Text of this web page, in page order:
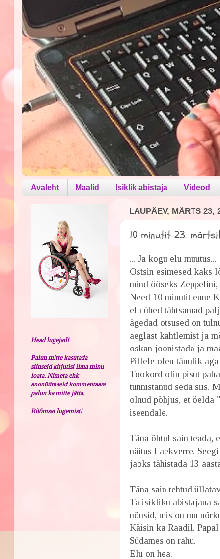
Avaleht Maalid Isiklik abistaja Videod
LAUPÄEV, MÄRTS 23,
10 minutit 23.
... Ja kogu elu muutus...
Ostsin esimesed kaks
mind ööseks
Need 10 minutit enne
elu ühed tähtsamad
ägedad otsused on
aeglast kahtlemist ja
oskan joonistada ja
Pillele olen tänulik
Tookord olin pisut
tunnistanud seda siis.
olnud põhjus, et öelda
iseendale.
Täna õhtul sain teada,
näitus Laekverre.
jaoks tähistada 13
Täna sain tehtud
Ta isikliku abistajana
nõusid, mis on mu
Käisin ka Raadil.
Südames on rahu.
Elu on hea.
Head lugejad!
Palun mitte kasutada
siinseid kirjutisi ilma minu
loata. Nimeta ehk
anonüümseid kommentaare
palun ka mitte jätta.
Rõõmsat lugemist!